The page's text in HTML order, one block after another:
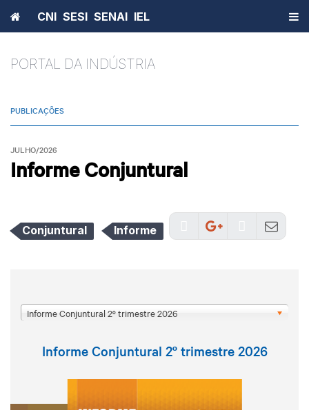
HomeCNI SESI SENAI IEL
PORTAL DA INDÚSTRIA
PUBLICAÇÕES
JULHO/2026
Informe Conjuntural
Conjuntural Informe
Informe Conjuntural 2º trimestre 2026
Informe Conjuntural 2º trimestre 2026